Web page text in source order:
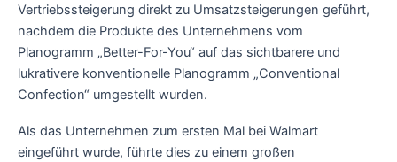
Vertriebssteigerung direkt zu Umsatzsteigerungen geführt,
nachdem die Produkte des Unternehmens vom
Planogramm „Better-For-You“ auf das sichtbarere und
lukrativere konventionelle Planogramm „Conventional
Confection“ umgestellt wurden.
Als das Unternehmen zum ersten Mal bei Walmart
eingeführt wurde, führte dies zu einem großen